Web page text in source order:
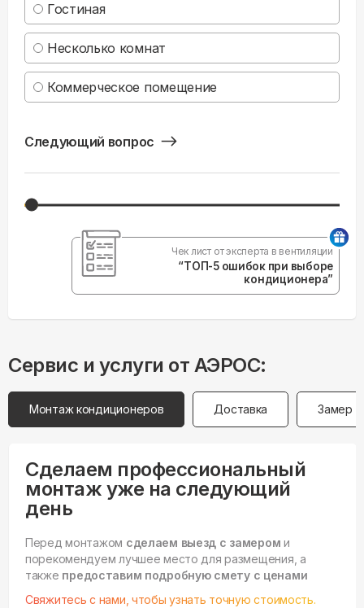
Гостиная
Несколько комнат
Коммерческое помещение
Следующий вопрос
Чек лист от эксперта в вентиляции
“ТОП-5 ошибок при выборе
кондиционера”
Сервис и услуги от АЭРОС:
Монтаж кондиционеров Доставка Замер
Сделаем профессиональный
монтаж уже на следующий
день
Перед монтажом сделаем выезд с замером и
порекомендуем лучшее место для размещения, а
также предоставим подробную смету с ценами
Свяжитесь с нами, чтобы узнать точную стоимость.